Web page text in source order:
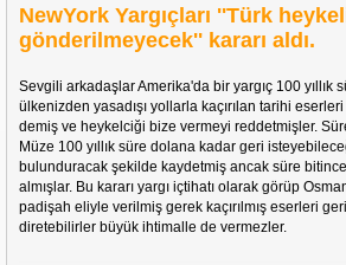
Siteyi eklemeyi unutmuşum link:
NewYork Yargıçları ''Türk
gönderilmeyecek'' kararı aldı.
Sevgili arkadaşlar Amerika'da bir yargıç 100 yıllık
ülkenizden yasadışı yollarla kaçırılan tarihi
demiş ve heykelciği bize vermeyi reddetmişler.
Müze 100 yıllık süre dolana kadar geri
bulunduracak şekilde kaydetmiş ancak süre
almışlar. Bu kararı yargı içtihatı olarak görüp
padişah eliyle verilmiş gerek kaçırılmış eserleri
diretebilirler büyük ihtimalle de vermezler.